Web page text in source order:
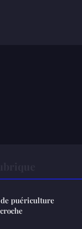
puériculture